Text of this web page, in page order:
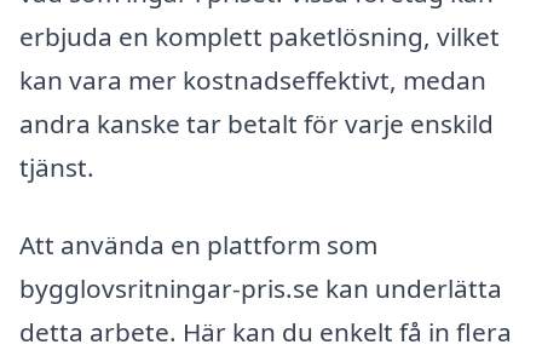
erbjuda en komplett paketlösning, vilket
kan vara mer kostnadseffektivt, medan
andra kanske tar betalt för varje enskild
tjänst.
Att använda en plattform som
bygglovsritningar-pris.se kan underlätta
detta arbete. Här kan du enkelt få in flera